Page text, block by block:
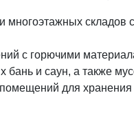
многоэтажных
с горючими
и саун, а также
для хранения